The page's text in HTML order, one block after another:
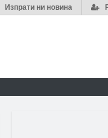
Изпрати ни новина